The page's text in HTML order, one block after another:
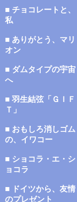
■ チョコレートと、
私
■ ありがとう、マリ
オン
■ ダムタイプの宇宙
へ
■ 羽生結弦「ＧＩＦ
Ｔ」
■ おもしろ消しゴム
の、イワコー
■ ショコラ・エ・シ
ョコラ
■ ドイツから、友情
のプレゼント